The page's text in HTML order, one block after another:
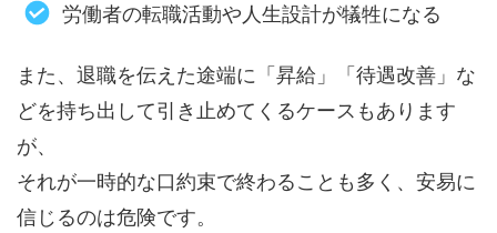
労働者の転職活動や人生設計が犠牲になる
また、退職を伝えた途端に「昇給」「待遇改善」な
どを持ち出して引き止めてくるケースもあります
が、
それが一時的な口約束で終わることも多く、安易に
信じるのは危険です。